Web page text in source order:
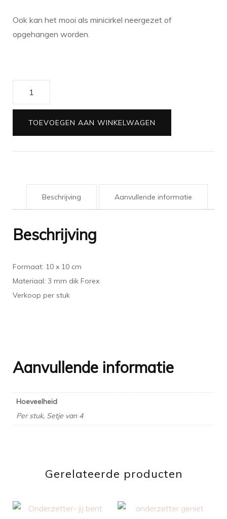
Ook kan het mooi als minicirkel neergezet of
opgehangen worden.
TOEVOEGEN AAN WINKELWAGEN
Beschrijving Aanvullende informatie
Beschrijving
Formaat: 10 x 10 cm
Materiaal: 3 mm dik Forex
Verkoop per stuk
Aanvullende informatie
Hoeveelheid
Per stuk, Setje van 4
Gerelateerde producten